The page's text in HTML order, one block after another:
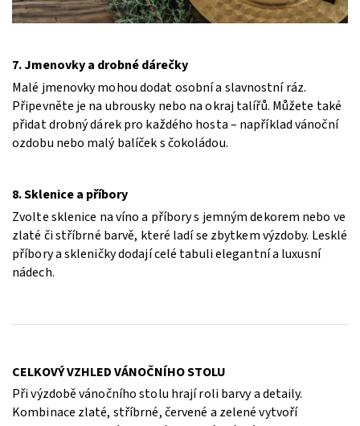
7. Jmenovky a drobné dárečky
Malé jmenovky mohou dodat osobní a slavnostní ráz.
Připevněte je na ubrousky nebo na okraj talířů. Můžete také
přidat drobný dárek pro každého hosta – například vánoční
ozdobu nebo malý balíček s čokoládou.
8. Sklenice a příbory
Zvolte sklenice na víno a příbory s jemným dekorem nebo ve
zlaté či stříbrné barvě, které ladí se zbytkem výzdoby. Lesklé
příbory a skleničky dodají celé tabuli elegantní a luxusní
nádech.
CELKOVÝ VZHLED VÁNOČNÍHO STOLU
Při výzdobě vánočního stolu hrají roli barvy a detaily.
Kombinace zlaté, stříbrné, červené a zelené vytvoří